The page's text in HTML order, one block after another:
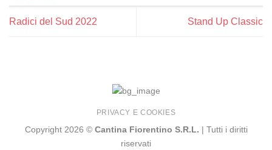
Radici del Sud 2022 Stand Up Classic
PRIVACY E COOKIES
Copyright 2026 © Cantina Fiorentino S.R.L. | Tutti i diritti
riservati